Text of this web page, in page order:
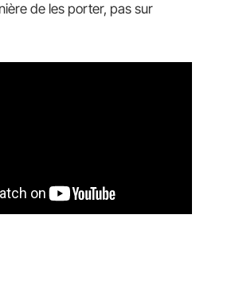
de les porter, pas sur